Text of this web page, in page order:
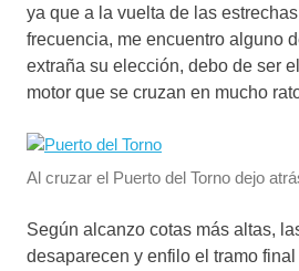
ya que a la vuelta de las
frecuencia, me encuentro alguno
extraña su elección, debo de ser
motor que se cruzan en mucho
Al cruzar el Puerto del Torno dejo
Según alcanzo cotas más altas,
desaparecen y enfilo el tramo final